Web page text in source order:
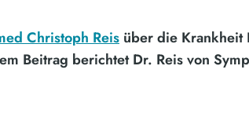
Christoph Reis über die Krankheit
Beitrag berichtet Dr. Reis von